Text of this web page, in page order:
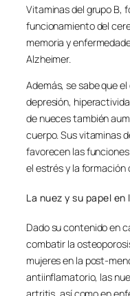
Vitaminas del grupo B,
funcionamiento del
memoria y
Alzheimer.
Además, se sabe que
depresión,
de nueces también
cuerpo. Sus vitaminas
favorecen las
el estrés y la formación
La nuez y su papel en
Dado su contenido en
combatir la
mujeres en la post-
antiinflamatorio, las
artritis, así como en